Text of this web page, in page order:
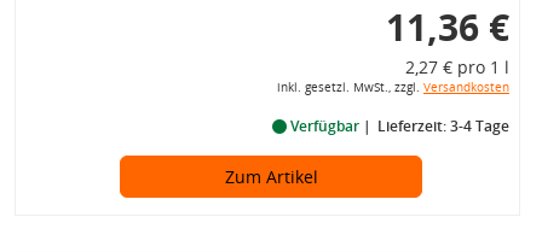
11,36 €
2,27 € pro 1 l
inkl. gesetzl. MwSt., zzgl. Versandkosten
Verfügbar Lieferzeit: 3-4 Tage
Zum Artikel